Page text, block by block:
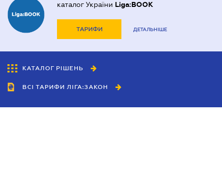
каталог України Liga:BOOK
ТАРИФИ ДЕТАЛЬНІШЕ
КАТАЛОГ РІШЕНЬ
ВСІ ТАРИФИ ЛІГА:ЗАКОН